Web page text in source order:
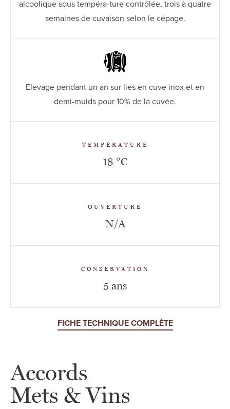
alcoolique sous tempéra-ture contrôlée, trois à quatre
semaines de cuvaison selon le cépage.
Elevage pendant un an sur lies en cuve inox et en
demi-muids pour 10% de la cuvée.
TEMPÉRATURE
18 °C
OUVERTURE
N/A
CONSERVATION
5 ans
FICHE TECHNIQUE COMPLÈTE
Accords
Mets & Vins